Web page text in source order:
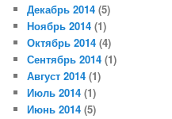
Декабрь 2014 (5)
Ноябрь 2014 (1)
Октябрь 2014 (4)
Сентябрь 2014 (1)
Август 2014 (1)
Июль 2014 (1)
Июнь 2014 (5)